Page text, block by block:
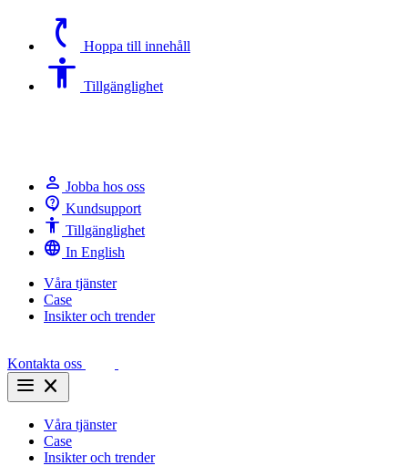
switch_access_shortcut Hoppa till innehåll
Accessibility Tillgänglighet
person Jobba hos oss
contact_support Kundsupport
Accessibility Tillgänglighet
language In English
Våra tjänster
Case
Insikter och trender
Kontakta oss
menu close
Våra tjänster
Case
Insikter och trender